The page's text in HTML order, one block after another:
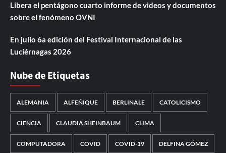
Libera el pentágono cuarto informe de videos y documentos
sobre el fenómeno OVNI
En julio 6a edición del Festival Internacional de las
Luciérnagas 2026
Nube de Etiquetas
ALEMANIA ALFEÑIQUE BERLINALE CATOLICISMO
CIENCIA CLAUDIA SHEINBAUM CLIMA
COMPUTADORA COVID COVID-19 DELFINA GÓMEZ